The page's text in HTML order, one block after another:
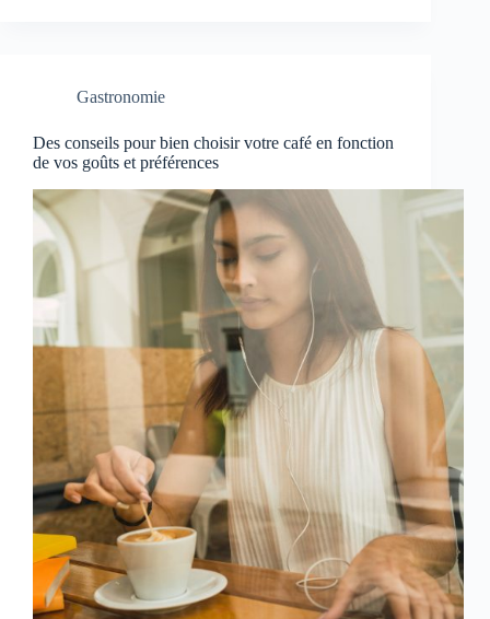
Gastronomie
Des conseils pour bien choisir votre café en fonction
de vos goûts et préférences